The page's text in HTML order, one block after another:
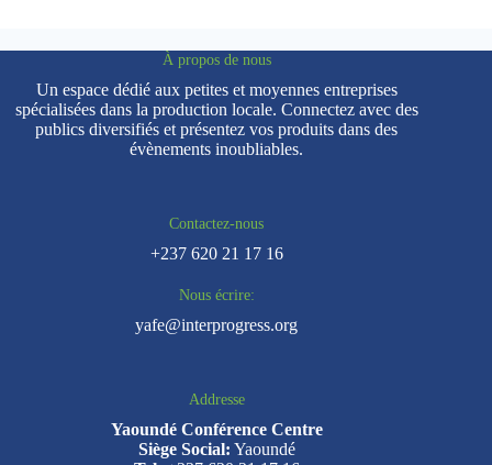
À propos de nous
Un espace dédié aux petites et moyennes entreprises
spécialisées dans la production locale. Connectez avec des
publics diversifiés et présentez vos produits dans des
évènements inoubliables.
Contactez-nous
+237 620 21 17 16
Nous écrire:
yafe@interprogress.org
Addresse
Yaoundé Conférence Centre
Siège Social: Yaoundé